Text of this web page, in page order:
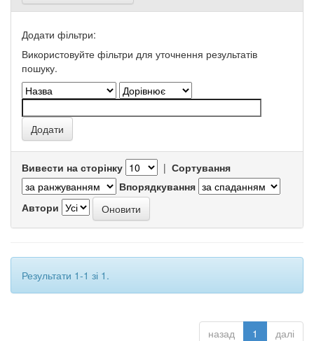
Додати фільтри:
Використовуйте фільтри для уточнення результатів
пошуку.
Вивести на сторінку | Сортування
Впорядкування
Автори
Результати 1-1 зі 1.
назад 1 далі